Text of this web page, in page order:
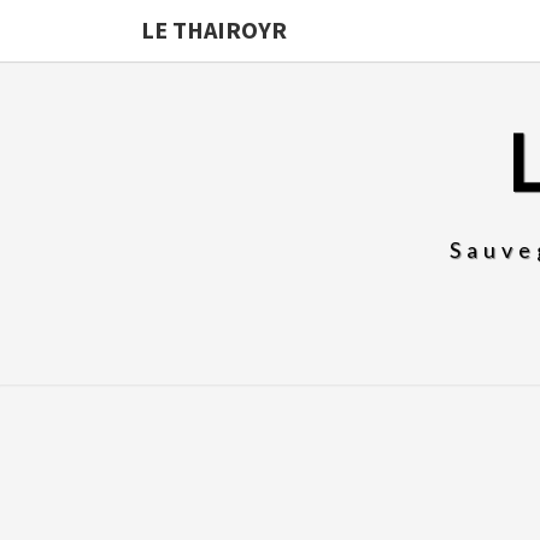
LE THAIROYR